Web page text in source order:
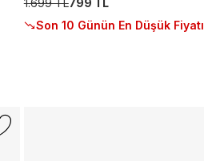
Son 10 Günün En Düşük Fiyatı